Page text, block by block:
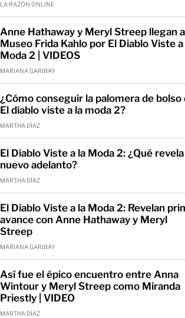
LA RAZÓN ONLINE
Anne Hathaway y Meryl Streep llegan
Museo Frida Kahlo por El Diablo Viste a
Moda 2 | VIDEOS
MARIANA GARIBAY
¿Cómo conseguir la palomera de bolso
El diablo viste a la moda 2?
MARTHA DÍAZ
El Diablo Viste a la Moda 2: ¿Qué
nuevo adelanto?
MARTHA DÍAZ
El Diablo Viste a la Moda 2: Revelan
avance con Anne Hathaway y Meryl
Streep
MARIANA GARIBAY
Así fue el épico encuentro entre Anna
Wintour y Meryl Streep como Miranda
Priestly | VIDEO
MARTHA DÍAZ